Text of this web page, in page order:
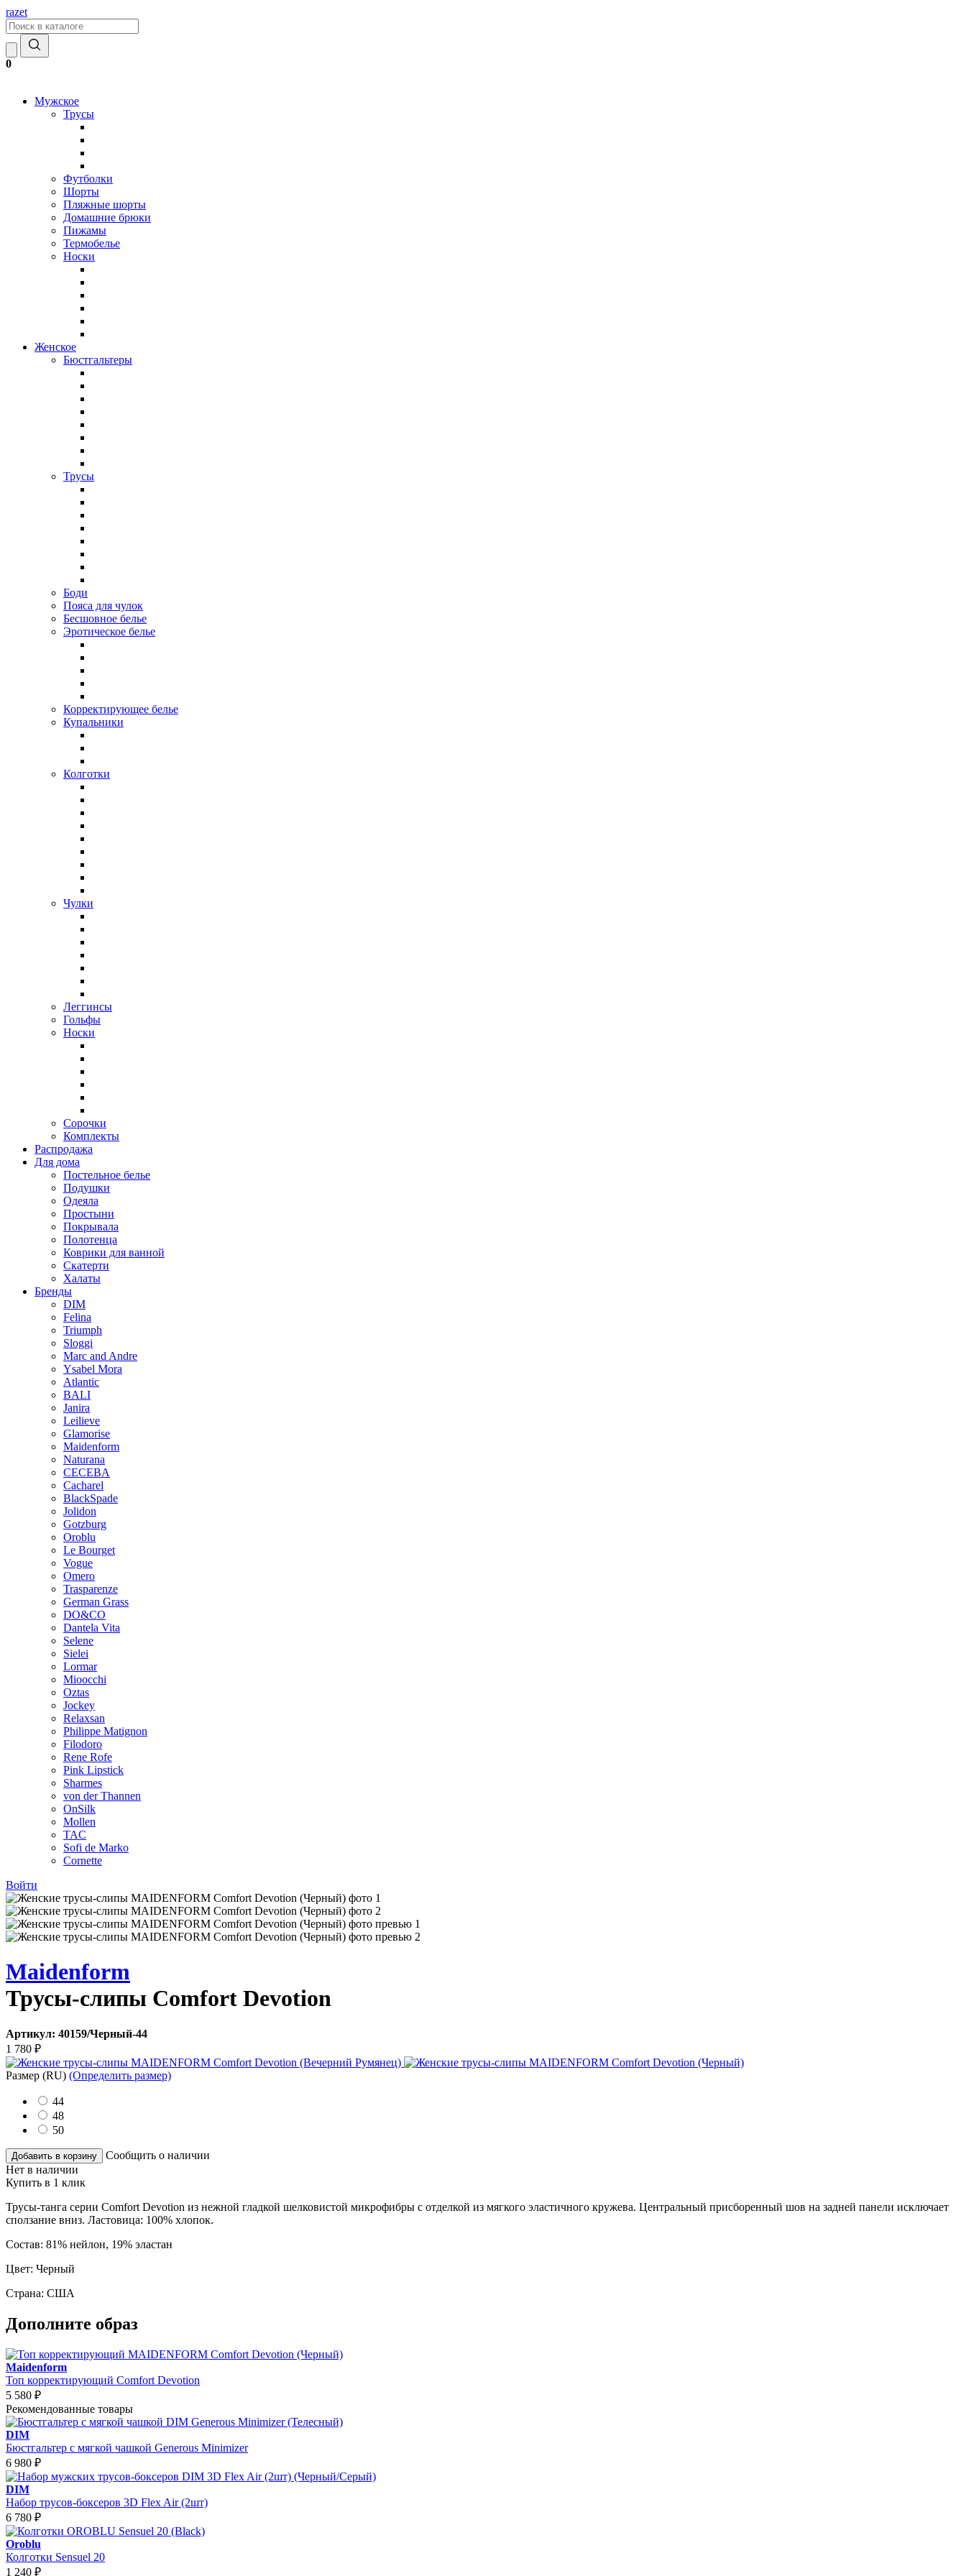
razet
0
Мужское
Трусы
Футболки
Шорты
Пляжные шорты
Домашние брюки
Пижамы
Термобелье
Носки
Женское
Бюстгальтеры
Трусы
Боди
Пояса для чулок
Бесшовное белье
Эротическое белье
Корректирующее белье
Купальники
Колготки
Чулки
Леггинсы
Гольфы
Носки
Сорочки
Комплекты
Распродажа
Для дома
Постельное белье
Подушки
Одеяла
Простыни
Покрывала
Полотенца
Коврики для ванной
Скатерти
Халаты
Бренды
DIM
Felina
Triumph
Sloggi
Marc and Andre
Ysabel Mora
Atlantic
BALI
Janira
Leilieve
Glamorise
Maidenform
Naturana
CECEBA
Cacharel
BlackSpade
Jolidon
Gotzburg
Oroblu
Le Bourget
Vogue
Omero
Trasparenze
German Grass
DO&CO
Dantela Vita
Selene
Sielei
Lormar
Mioocchi
Oztas
Jockey
Relaxsan
Philippe Matignon
Filodoro
Rene Rofe
Pink Lipstick
Sharmes
von der Thannen
OnSilk
Mollen
TAC
Sofi de Marko
Cornette
Войти
Maidenform
Трусы-слипы Comfort Devotion
Артикул: 40159/Черный-44
1 780 ₽
Размер (RU) (Определить размер)
44
48
50
Добавить в корзину
Сообщить о наличии
Нет в наличии
Купить в 1 клик
Трусы-танга серии Comfort Devotion из нежной гладкой шелковистой микрофибры с отделкой из мягкого эластичного кружева. Центральный присборенный шов на задней панели исключает
сползание вниз. Ластовица: 100% хлопок.
Состав: 81% нейлон, 19% эластан
Цвет: Черный
Страна: США
Дополните образ
Maidenform
Топ корректирующий Comfort Devotion
5 580 ₽
Рекомендованные товары
DIM
Бюстгальтер с мягкой чашкой Generous Minimizer
6 980 ₽
DIM
Набор трусов-боксеров 3D Flex Air (2шт)
6 780 ₽
Oroblu
Колготки Sensuel 20
1 240 ₽